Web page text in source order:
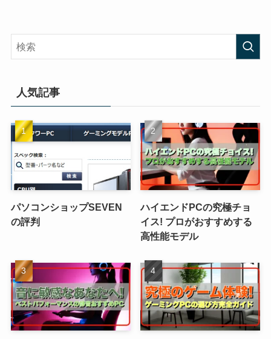
人気記事
パソコンショップSEVEN
の評判
ハイエンドPCの究極チョ
イス! プロがおすすめする
高性能モデル